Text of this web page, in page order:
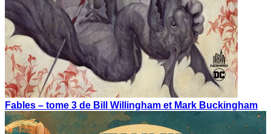
Fables – tome 3 de Bill Willingham et Mark Buckingham